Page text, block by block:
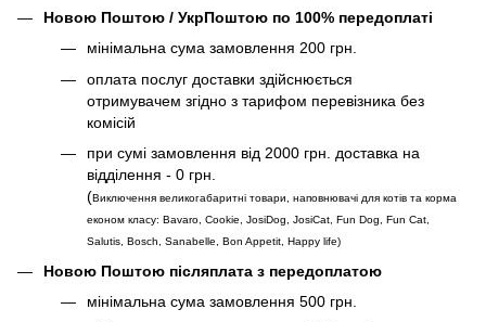
Новою Поштою / УкрПоштою по 100% передоплаті
мінімальна сума замовлення 200 грн.
оплата послуг доставки здійснюється
отримувачем згідно з тарифом перевізника без
комісій
при сумі замовлення від 2000 грн. доставка на
відділення - 0 грн.
(Виключення великогабаритні товари, наповнювачі для котів та корма
економ класу: Bavaro, Cookie, JosiDog, JosiCat, Fun Dog, Fun Cat,
Salutis, Bosch, Sanabelle, Bon Appetit, Happy life)
Новою Поштою післяплата з передоплатою
мінімальна сума замовлення 500 грн.